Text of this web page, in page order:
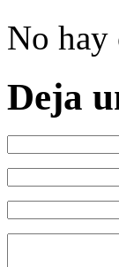
No hay
Deja